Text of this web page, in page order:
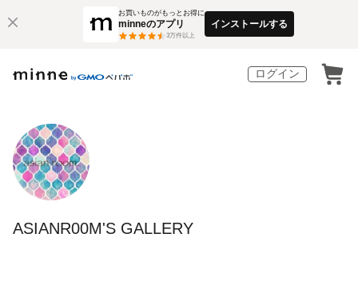
お買いものがもっとお得に
minneのアプリ
3万件以上
インストールする
ログイン
ASIANR00M'S GALLERY